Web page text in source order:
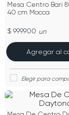
Mesa Centro Bari
40 cm Mocca
$ 999.900 un
Agregar al